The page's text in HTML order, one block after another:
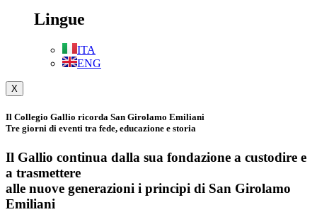
Lingue
ITA
ENG
X
Il Collegio Gallio ricorda San Girolamo Emiliani
Tre giorni di eventi tra fede, educazione e storia
Il Gallio continua dalla sua fondazione a custodire e
a trasmettere
alle nuove generazioni i principi di San Girolamo
Emiliani